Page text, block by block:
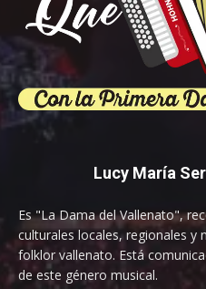
Lucy María
Es "La Dama del Vallenato",
culturales locales, regionales y
folklor vallenato. Está
de este género musical.